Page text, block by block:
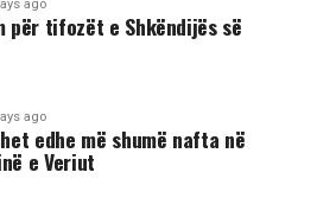
një video-incizim shqetësues
shfaqet një përleshje e ashpër
madh të rinjsh.
publikuara, gjatë rrahjes, njëri
në pjesën e kokës, pas së cilës
ago
për tifozët e Shkëndijës së
ago
edhe më shumë nafta në
e Veriut